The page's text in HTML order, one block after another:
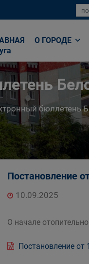
О ГОРОДЕ
бюллетень
Постановление
10.09.2025
О начале
Постановление